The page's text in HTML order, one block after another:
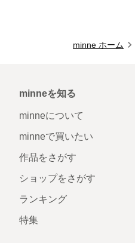
minne ホーム
minneを知る
minneについて
minneで買いたい
作品をさがす
ショップをさがす
ランキング
特集